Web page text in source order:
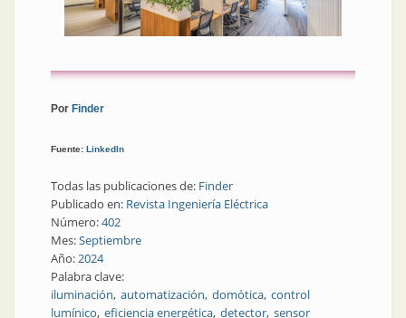
Por Finder
Fuente: LinkedIn
Todas las publicaciones de: Finder
Publicado en: Revista Ingeniería Eléctrica
Número:402
Mes:Septiembre
Año:2024
Palabra clave:
iluminación automatización domótica control
lumínico eficiencia energética detector sensor